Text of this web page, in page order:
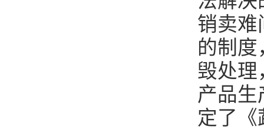
销卖难
的制
毁处理
产品生
定了《